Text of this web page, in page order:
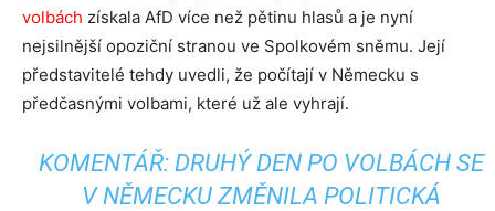
volbách získala AfD více než pětinu hlasů a je nyní
nejsilnější opoziční stranou ve Spolkovém sněmu. Její
představitelé tehdy uvedli, že počítají v Německu s
předčasnými volbami, které už ale vyhrají.
KOMENTÁŘ: DRUHÝ DEN PO VOLBÁCH SE
V NĚMECKU ZMĚNILA POLITICKÁ